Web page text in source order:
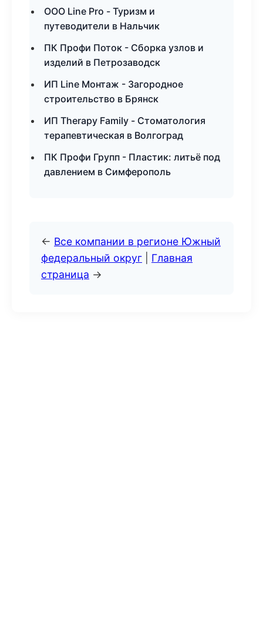
ООО Line Pro - Туризм и
путеводители в Нальчик
ПК Профи Поток - Сборка узлов и
изделий в Петрозаводск
ИП Line Монтаж - Загородное
строительство в Брянск
ИП Therapy Family - Стоматология
терапевтическая в Волгоград
ПК Профи Групп - Пластик: литьё под
давлением в Симферополь
← Все компании в регионе Южный
федеральный округ
Главная
страница →